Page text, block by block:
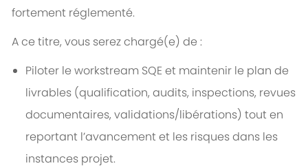
fortement réglementé.
A ce titre, vous serez chargé(e) de :
​​Piloter le workstream SQE et maintenir le plan de
livrables (qualification, audits, inspections, revues
documentaires, validations/libérations) tout en
reportant l’avancement et les risques dans les
instances projet.